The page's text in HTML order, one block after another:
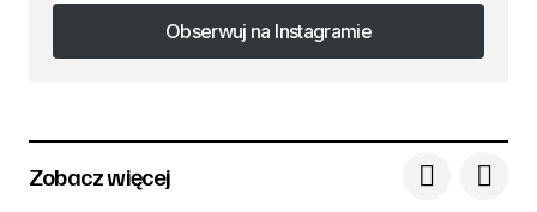
Obserwuj na Instagramie
Obserwuj na Instagramie
Zobacz więcej